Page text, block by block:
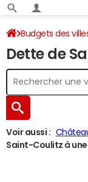
Budgets des
Dette au 31/12/2024
Dette de
Voir aussi :
Saint-Coulitz à